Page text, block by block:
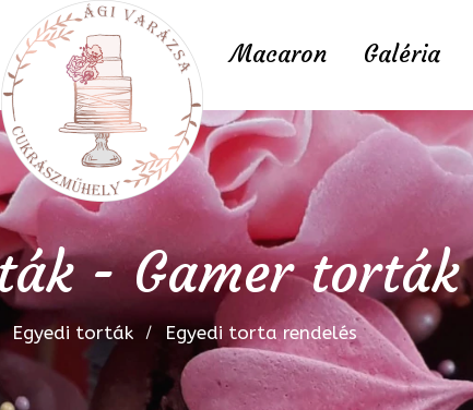
Macaron Galéria
- Gamer torták
Egyedi torták Egyedi torta rendelés